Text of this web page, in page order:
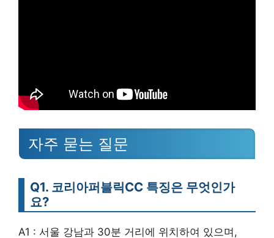
자주 묻는 질문
Q1. 코리아퍼블릭CC 특징은 무엇인가
요?
A1 : 서울 강남과 30분 거리에 위치하여 있으며,